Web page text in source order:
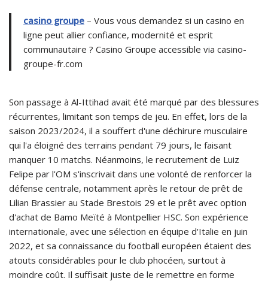
casino groupe – Vous vous demandez si un casino en
ligne peut allier confiance, modernité et esprit
communautaire ? Casino Groupe accessible via casino-
groupe-fr.com
Son passage à Al-Ittihad avait été marqué par des blessures
récurrentes, limitant son temps de jeu. En effet, lors de la
saison 2023/2024, il a souffert d'une déchirure musculaire
qui l'a éloigné des terrains pendant 79 jours, le faisant
manquer 10 matchs. Néanmoins, le recrutement de Luiz
Felipe par l'OM s'inscrivait dans une volonté de renforcer la
défense centrale, notamment après le retour de prêt de
Lilian Brassier au Stade Brestois 29 et le prêt avec option
d'achat de Bamo Meïté à Montpellier HSC. Son expérience
internationale, avec une sélection en équipe d'Italie en juin
2022, et sa connaissance du football européen étaient des
atouts considérables pour le club phocéen, surtout à
moindre coût. Il suffisait juste de le remettre en forme